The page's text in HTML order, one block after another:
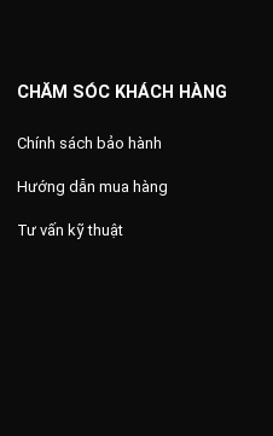
CHĂM SÓC KHÁCH HÀNG
Chính sách bảo hành
Hướng dẫn mua hàng
Tư vấn kỹ thuật